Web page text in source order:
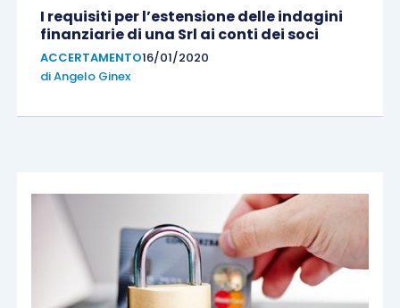
I requisiti per l’estensione delle indagini
finanziarie di una Srl ai conti dei soci
ACCERTAMENTO16/01/2020
diAngelo Ginex